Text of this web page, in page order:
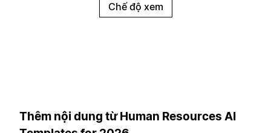
Chế độ xem
Thêm nội dung từ Human Resources AI